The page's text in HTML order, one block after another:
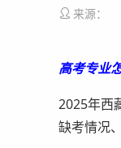
来源：
高考专业
2025年西
缺考情况